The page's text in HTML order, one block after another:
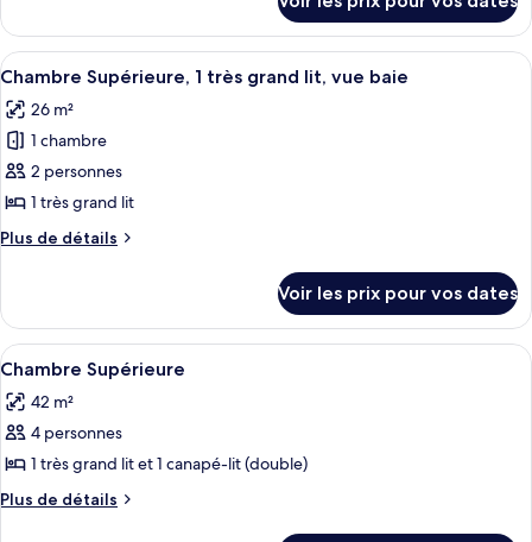
chambre :
Savvy
King
le
type
de
Savvy
King
Afficher
toutes
les
photos
pour
ce
type
de
Chambre
Supérieure,
1
très
grand
lit,
vue
baie
Chambre Supérieure, 1 très grand lit,
10
Chambre Supérieure, 1 très grand lit, vue baie
26 m²
1 chambre
2 personnes
1 très grand lit
Plus de détails
Plus
le
type
de
Chambre
Supérieure,
très
grand
lit,
Voir les prix pour vos dates
Afficher
toutes
les
photos
pour
ce
9
Chambre Supérieure
42 m²
4 personnes
1 très grand lit et 1 canapé-lit (double)
Plus de détails
Plus